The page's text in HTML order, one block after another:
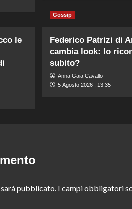
le
Gossip
Federico Patrizi di
cambia look: lo
subito?
Anna Gaia Cavallo
5 Agosto 2026 : 13:35
pubblicato. I campi obbligatori